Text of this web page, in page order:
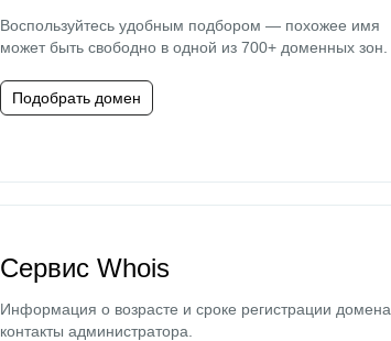
Воспользуйтесь удобным подбором — похожее имя
может быть свободно в одной из 700+ доменных зон.
Подобрать домен
Сервис Whois
Информация о возрасте и сроке регистрации домена,
контакты администратора.